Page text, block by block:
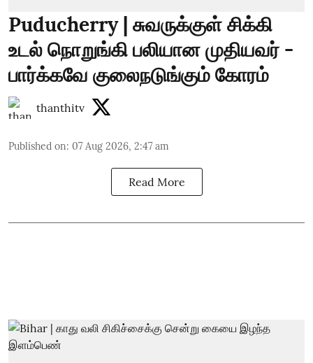
Puducherry | சுவருக்குள் சிக்கி
உடல் நொறுங்கி பலியான முதியவர் -
பார்க்கவே குலைநடுங்கும் கோரம்
thanthitv
Published on: 07 Aug 2026, 2:47 am
Read More